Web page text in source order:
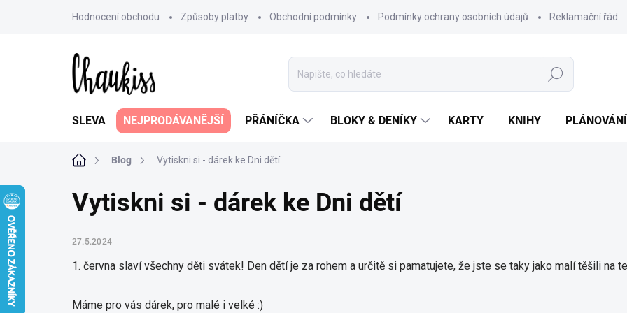
Hodnocení obchodu Způsoby platby Obchodní podmínky Podmínky ochrany osobních údajů Reklamační řád
Hledat
SLEVA NEJPRODÁVANĚJŠÍ PŘÁNÍČKA BLOKY & DENÍKY KARTY KNIHY PLÁNOVÁNÍ
Domů Blog Vytiskni si - dárek ke Dni dětí
Vytiskni si - dárek ke Dni dětí
27.5.2024
1. června slaví všechny děti svátek! Den dětí je za rohem a určitě si pamatujete, že jste se taky jako malí těšili na
Máme pro vás dárek, pro malé i velké :)